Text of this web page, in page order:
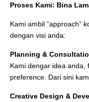
Proses Kami: Bina
Kami ambil “approach”
dengan visi anda:
Planning &
Kami dengar idea anda,
preference. Dari sini
Creative Design &